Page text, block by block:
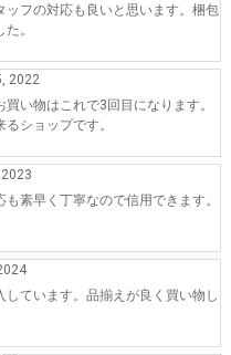
ッフの対応も良いと思います。梱包
。
2022
い物はこれで3回目になります。
ショップです。
素早く丁寧なので信用できます。
しています。品揃えが良く買い物し